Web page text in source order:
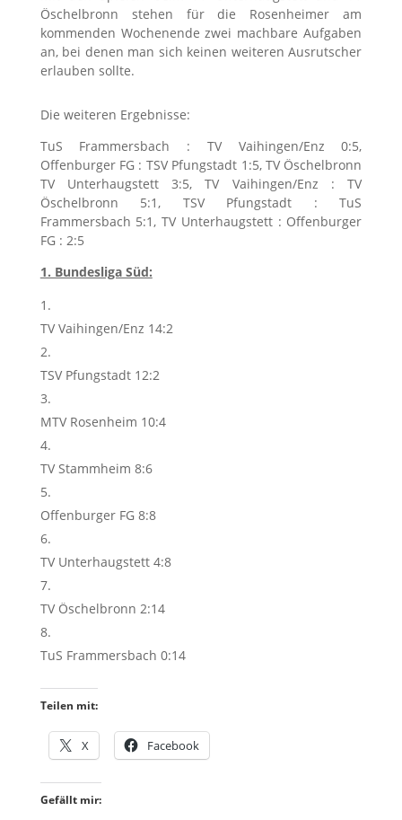
Öschelbronn stehen für die Rosenheimer am
kommenden Wochenende zwei machbare Aufgaben
an, bei denen man sich keinen weiteren Ausrutscher
erlauben sollte.
Die weiteren Ergebnisse:
TuS Frammersbach : TV Vaihingen/Enz 0:5,
Offenburger FG : TSV Pfungstadt 1:5, TV Öschelbronn
TV Unterhaugstett 3:5, TV Vaihingen/Enz : TV
Öschelbronn 5:1, TSV Pfungstadt : TuS
Frammersbach 5:1, TV Unterhaugstett : Offenburger
FG : 2:5
1. Bundesliga Süd:
TV Vaihingen/Enz 14:2
TSV Pfungstadt 12:2
MTV Rosenheim 10:4
TV Stammheim 8:6
Offenburger FG 8:8
TV Unterhaugstett 4:8
TV Öschelbronn 2:14
TuS Frammersbach 0:14
Teilen mit:
X Facebook
Gefällt mir: